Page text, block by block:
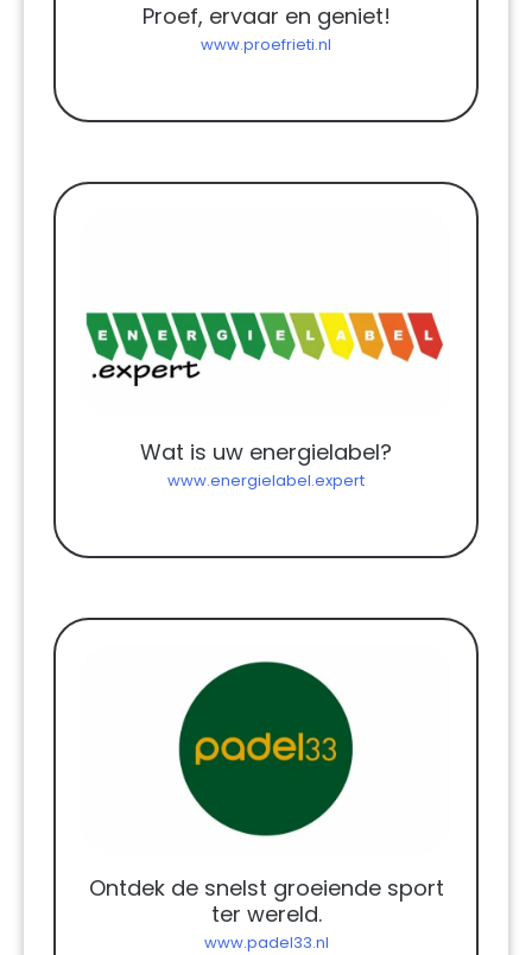
Proef, ervaar en geniet!
www.proefrieti.nl
Wat is uw energielabel?
www.energielabel.expert
Ontdek de snelst groeiende sport
ter wereld.
www.padel33.nl